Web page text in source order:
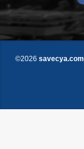
©2026 savecya.com